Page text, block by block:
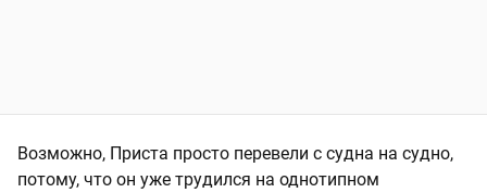
Возможно, Приста просто перевели с судна на судно,
потому, что он уже трудился на однотипном